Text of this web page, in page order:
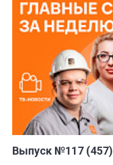
Выпуск №117 (457)